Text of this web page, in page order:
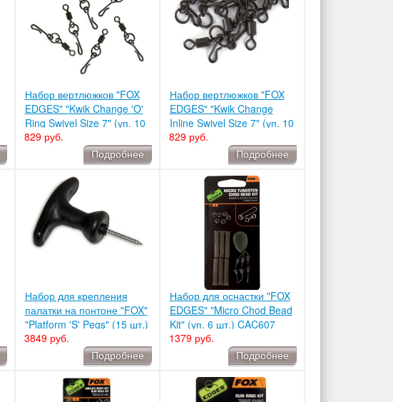
Набор вертлюжков "FOX
EDGES" "Kwik Change 'O'
Ring Swivel Size 7" (уп. 10
шт.) CAC674
829 руб.
Подробнее
Набор вертлюжков "FOX
EDGES" "Kwik Change
Inline Swivel Size 7" (уп. 10
шт.) CAC494
829 руб.
Подробнее
Набор для крепления
палатки на понтоне "FOX"
"Platform 'S' Pegs" (15 шт.)
CUM142
3849 руб.
Подробнее
Набор для оснастки "FOX
EDGES" "Micro Chod Bead
Kit" (уп. 6 шт.) CAC607
1379 руб.
Подробнее